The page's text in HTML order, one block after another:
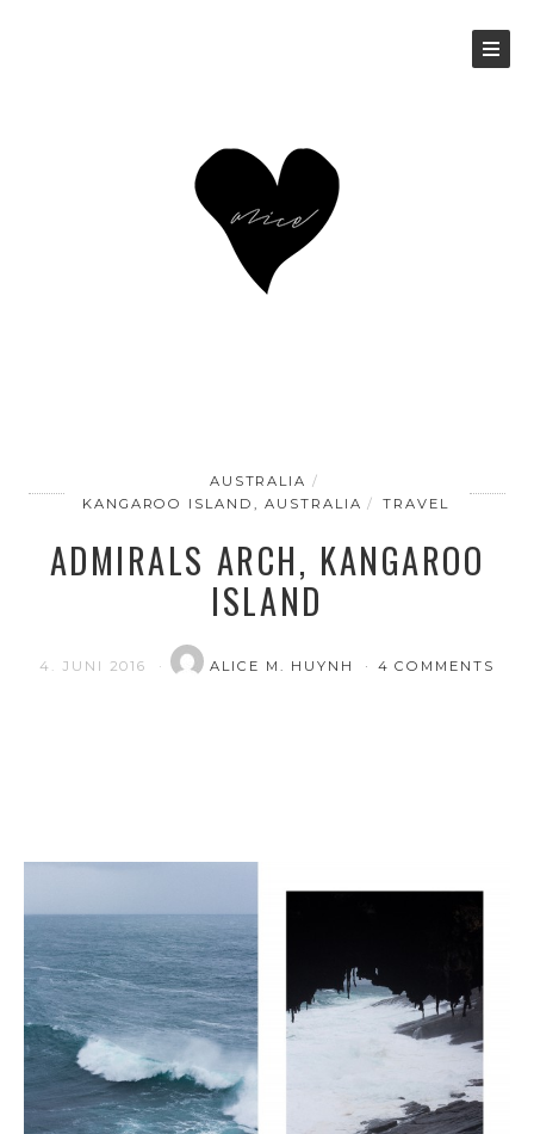
AUSTRALIA
KANGAROO ISLAND, AUSTRALIA
TRAVEL
ADMIRALS ARCH, KANGAROO
ISLAND
4. JUNI 2016 ALICE M. HUYNH 4 COMMENTS